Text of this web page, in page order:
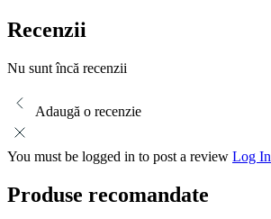
Recenzii
Nu sunt încă recenzii
Adaugă o recenzie
You must be logged in to post a review Log In
Produse recomandate